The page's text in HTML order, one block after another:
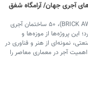
آجری جهان/ آرامگاه شفق
جایزه جهانی آجر ۲۶ (BRICK AWARD 26)، ۵۰ ساختمان آجری
کرد؛ این پروژه‌ها از موزه‌ها و
نمونه‌ای از هنر و فناوری در
آجر در معماری معاصر را